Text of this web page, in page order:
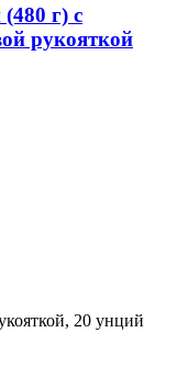
г) с
рукояткой